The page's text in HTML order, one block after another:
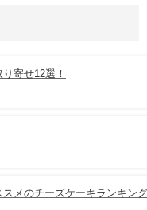
寄せ12選！
スメのチーズケーキランキング